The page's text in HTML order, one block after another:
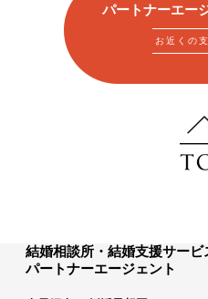
パートナーエー
お近くの
結婚相談所・結婚支援サービ
パートナーエージェント